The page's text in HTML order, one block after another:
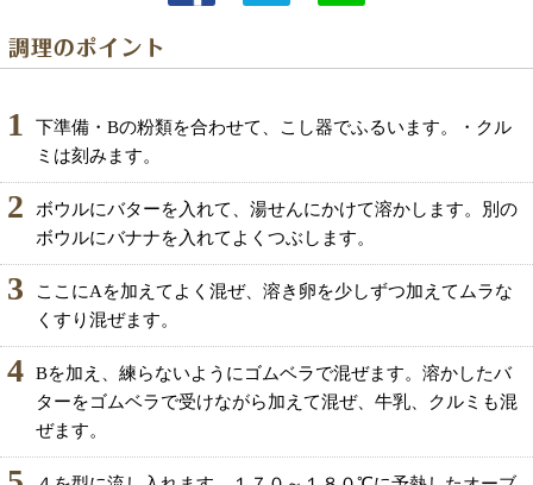
1
下準備・Bの粉類を合わせて、こし器でふるいます。・クル
ミは刻みます。
2
ボウルにバターを入れて、湯せんにかけて溶かします。別の
ボウルにバナナを入れてよくつぶします。
3
ここにAを加えてよく混ぜ、溶き卵を少しずつ加えてムラな
くすり混ぜます。
4
Bを加え、練らないようにゴムベラで混ぜます。溶かしたバ
ターをゴムベラで受けながら加えて混ぜ、牛乳、クルミも混
ぜます。